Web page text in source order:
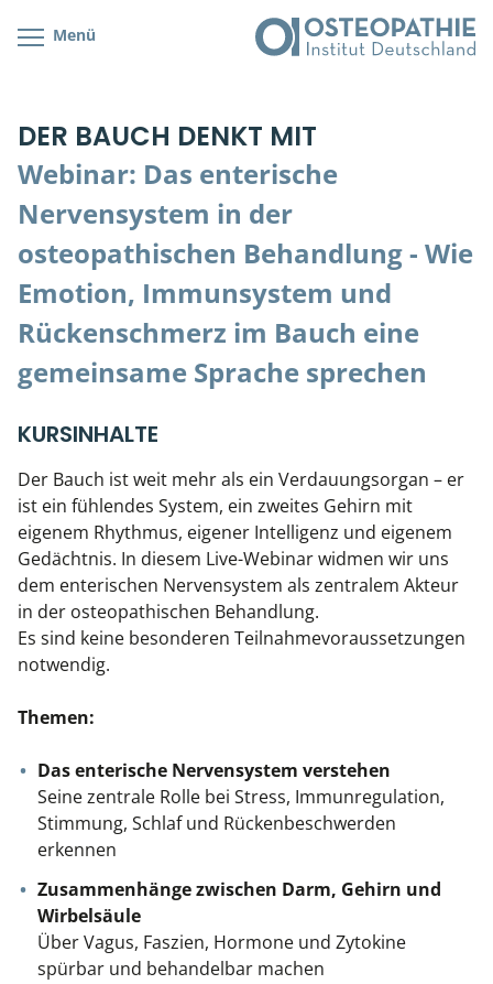
Menü
DER BAUCH DENKT MIT
Webinar: Das enterische
Nervensystem in der
osteopathischen Behandlung - Wie
Emotion, Immunsystem und
Rückenschmerz im Bauch eine
gemeinsame Sprache sprechen
KURSINHALTE
Der Bauch ist weit mehr als ein Verdauungsorgan – er
ist ein fühlendes System, ein zweites Gehirn mit
eigenem Rhythmus, eigener Intelligenz und eigenem
Gedächtnis. In diesem Live-Webinar widmen wir uns
dem enterischen Nervensystem als zentralem Akteur
in der osteopathischen Behandlung.
Es sind keine besonderen Teilnahmevoraussetzungen
notwendig.
Themen:
Das enterische Nervensystem verstehen
Seine zentrale Rolle bei Stress, Immunregulation,
Stimmung, Schlaf und Rückenbeschwerden
erkennen
Zusammenhänge zwischen Darm, Gehirn und
Wirbelsäule
Über Vagus, Faszien, Hormone und Zytokine
spürbar und behandelbar machen
Cranial/Neurale Osteopathie
Parietale Osteopathie
Viszerale Osteopathie
Klinische & Praktische Kurse
Prüfung & Zertifikation
Kiefergelenkkurse
CranioSacrale Ausbildung
Human Reset Week
Kursorte mit Kursangeboten
Bonus-Programm
Veranstaltungsticket DB
Wissenswertes
Teilnehmerliste
Stellenbörse
Soziales Engagement